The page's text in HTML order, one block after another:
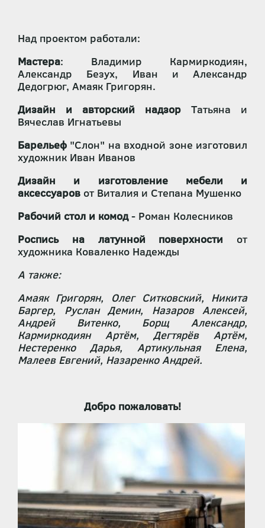
Над проектом работали:
Мастера: Владимир Кармиркодиян,
Александр Безух, Иван и Александр
Дедогрюг, Амаяк Григорян.
Дизайн и авторский надзор Татьяна и
Вячеслав Игнатьевы
Барельеф "Слон" на входной зоне изготовил
художник Иван Иванов
Дизайн и изготовление мебели и
аксессуаров от Виталия и Степана Мушенко
Рабочий стол и комод- Роман Колесников
Роспись на латунной поверхности от
художника Коваленко Надежды
А также:
Амаяк Григорян, Олег Ситковский, Никита
Баргер, Руслан Демин, Назаров Алексей,
Андрей Витенко, Борщ Александр,
Кармиркодиян Артём, Дегтярёв Артём,
Нестеренко Дарья, Артикульная Елена,
Малеев Евгений, Назаренко Андрей.
Добро пожаловать!